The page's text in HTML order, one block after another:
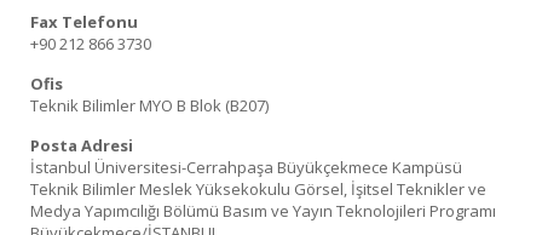
Fax Telefonu
+90 212 866 3730
Ofis
Teknik Bilimler MYO B Blok (B207)
Posta Adresi
İstanbul Üniversitesi-Cerrahpaşa Büyükçekmece Kampüsü
Teknik Bilimler Meslek Yüksekokulu Görsel, İşitsel Teknikler ve
Medya Yapımcılığı Bölümü Basım ve Yayın Teknolojileri Programı